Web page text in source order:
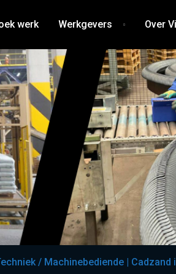
werk Werkgevers Over
/ Machinebediende | Cadzand